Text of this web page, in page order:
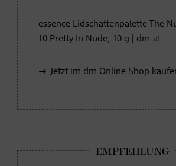
essence Lidschattenpalette The
10 Pretty In Nude, 10 g | dm.at
Jetzt im dm Online Shop